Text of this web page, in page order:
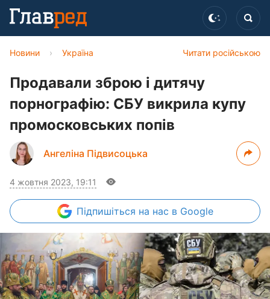
Читати російською
Новини › Україна
Продавали зброю і дитячу
порнографію: СБУ викрила купу
промосковських попів
Ангеліна Підвисоцька
4 жовтня 2023, 19:11
Підпишіться на нас в Google